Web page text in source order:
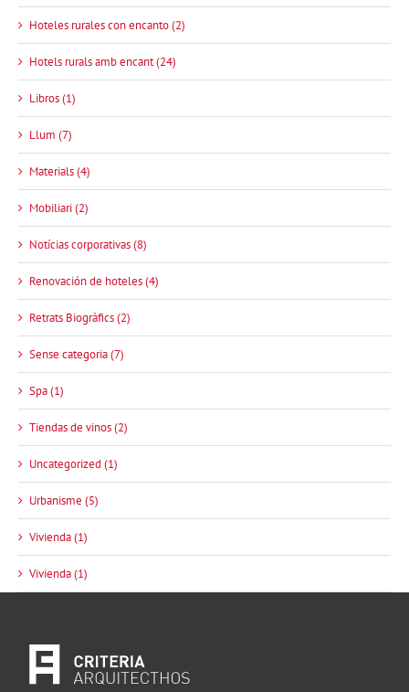
Hoteles rurales con encanto (2)
Hotels rurals amb encant (24)
Libros (1)
Llum (7)
Materials (4)
Mobiliari (2)
Notícias corporativas (8)
Renovación de hoteles (4)
Retrats Biogràfics (2)
Sense categoria (7)
Spa (1)
Tiendas de vinos (2)
Uncategorized (1)
Urbanisme (5)
Vivienda (1)
Vivienda (1)